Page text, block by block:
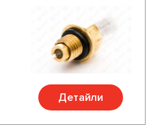
Детайли